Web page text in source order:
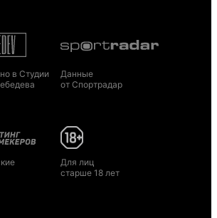
в Студии
Данные
от Спортрадар
Для лиц
старше 18 лет